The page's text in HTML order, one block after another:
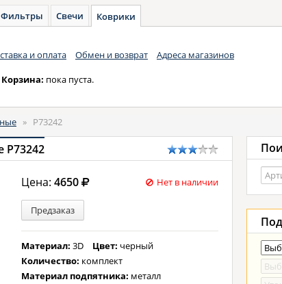
Фильтры Свечи Коврики
и оплата Обмен и возврат Адреса магазинов
Корзина: пока пуста.
» P73242
P73242
Цена:4650 Нет в наличии
Предзаказ
Материал:3D Цвет: черный
Количество: комплект
Материал подпятника: металл